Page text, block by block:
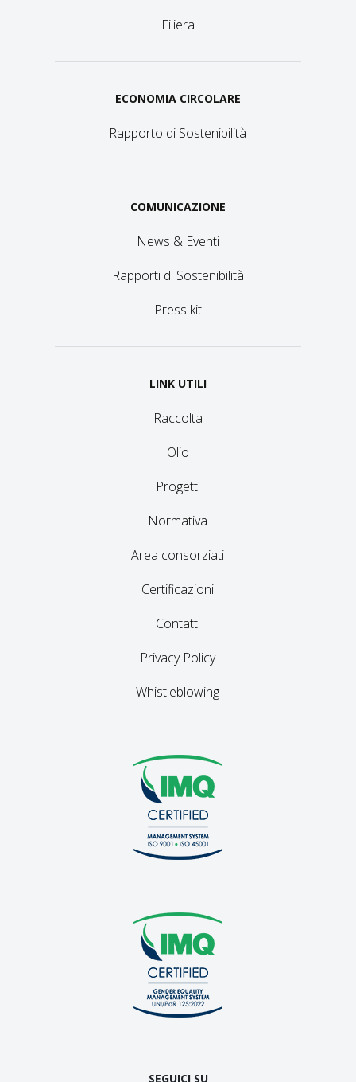
Filiera
ECONOMIA CIRCOLARE
Rapporto di Sostenibilità
COMUNICAZIONE
News & Eventi
Rapporti di Sostenibilità
Press kit
LINK UTILI
Raccolta
Olio
Progetti
Normativa
Area consorziati
Certificazioni
Contatti
Privacy Policy
Whistleblowing
SEGUICI SU